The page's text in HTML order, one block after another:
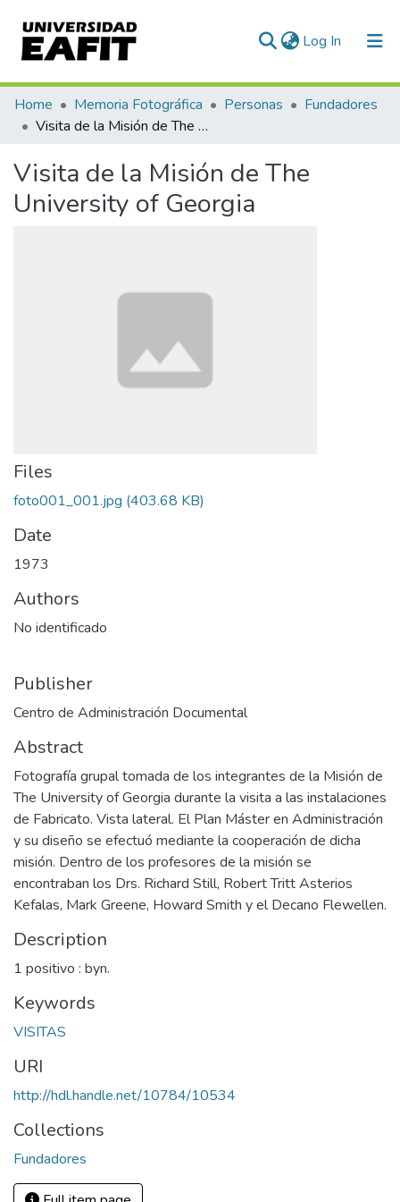
Log In (current)
Communities & Collections
All of DSpace
Statistics
Home Memoria Fotográfica Personas
Fundadores
Visita de la Misión de The University of Georgia
Visita de la Misión de The
University of Georgia
Files
foto001_001.jpg (403.68 KB)
Date
1973
Authors
No identificado
Publisher
Centro de Administración Documental
Abstract
Fotografía grupal tomada de los integrantes de la Misión de
The University of Georgia durante la visita a las instalaciones
de Fabricato. Vista lateral. El Plan Máster en Administración
y su diseño se efectuó mediante la cooperación de dicha
misión. Dentro de los profesores de la misión se
encontraban los Drs. Richard Still, Robert Tritt Asterios
Kefalas, Mark Greene, Howard Smith y el Decano Flewellen.
Description
1 positivo : byn.
Keywords
VISITAS
URI
http://hdl.handle.net/10784/10534
Collections
Fundadores